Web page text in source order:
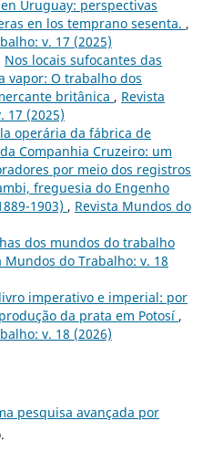
Uruguay: perspectivas
en los temprano sesenta. ,
v. 17 (2025)
Nos locais sufocantes das
vapor: O trabalho dos
britânica , Revista
17 (2025)
operária da fábrica de
Companhia Cruzeiro: um
por meio dos registros
freguesia do Engenho
1903) , Revista Mundos do
dos mundos do trabalho
Mundos do Trabalho: v. 18
imperativo e imperial: por
da prata em Potosí ,
v. 18 (2026)
pesquisa avançada por